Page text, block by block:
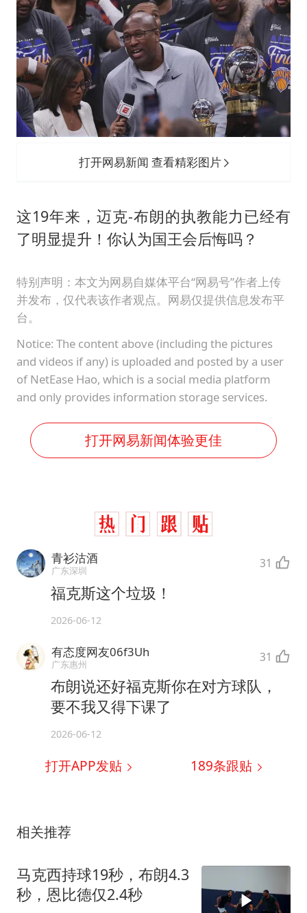
打开网易新闻 查看精彩图片
这19年来，迈克-布朗的执教能力已经有
了明显提升！你认为国王会后悔吗？
特别声明：本文为网易自媒体平台“网易号”作者上传
并发布，仅代表该作者观点。网易仅提供信息发布平
台。
Notice: The content above (including the pictures
and videos if any) is uploaded and posted by a user
of NetEase Hao, which is a social media platform
and only provides information storage services.
打开网易新闻体验更佳
青衫沽酒
广东深圳 31
福克斯这个垃圾！
2026-06-12
有态度网友06f3Uh
广东惠州 31
布朗说还好福克斯你在对方球队，
要不我又得下课了
2026-06-12
打开APP发贴 189条跟贴
相关推荐
马克西持球19秒，布朗4.3
秒，恩比德仅2.4秒